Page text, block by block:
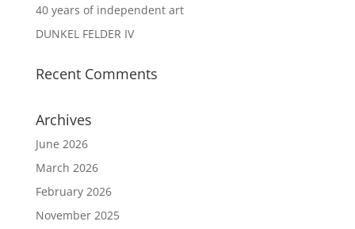
40 years of independent art
DUNKEL FELDER IV
Recent Comments
Archives
June 2026
March 2026
February 2026
November 2025